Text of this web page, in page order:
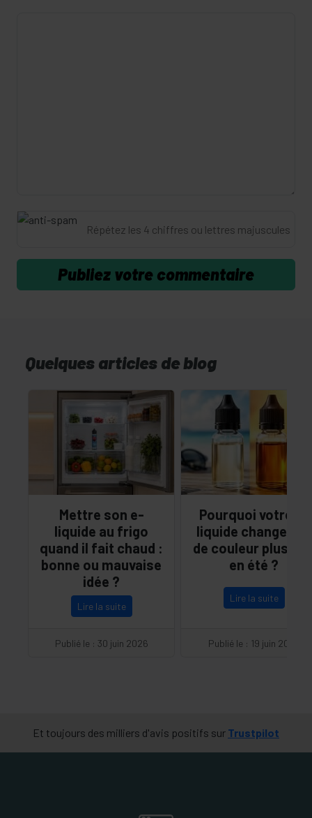
Quelques articles de blog
Mettre son e-
liquide au frigo
quand il fait chaud :
bonne ou mauvaise
idée ?
Lire la suite
Publié le : 30 juin 2026
Pourquoi votre e-
liquide change-t-il
de couleur plus
en été ?
Lire la suite
Publié le : 19 juin 2026
Et toujours des milliers d'avis positifs sur Trustpilot